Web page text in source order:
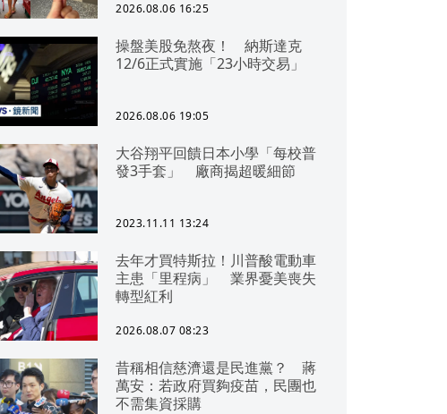
2026.08.06 16:25
操盤美股免熬夜！ 納斯達克
12/6正式實施「23小時交易」
2026.08.06 19:05
大谷翔平回饋日本小學「每校普
發3手套」 廠商揭超暖細節
2023.11.11 13:24
去年才買特斯拉！川普酸電動車
主患「里程病」 業界憂美喪失
轉型紅利
2026.08.07 08:23
昔稱相信慈濟還是民進黨？ 蔣
萬安：若政府買夠疫苗，民團也
不需集資採購